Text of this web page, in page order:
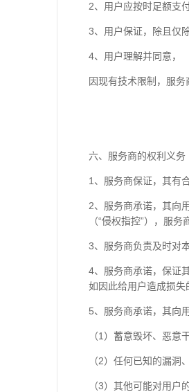
2、用户应按时足额支
3、用户保证，除且仅
4、用户理解并同意，
因现有技术限制，服
六、服务商的权利义务
1、服务商保证，其有
2、服务商承诺，其向
（“侵权指控”），服
3、服务商负责及时对
4、服务商承诺，保证
如因此给用户造成损失
5、服务商承诺，其向
（1）蓄意毁坏、恶意
（2）任何已知的漏洞
（3）其他可能对用户